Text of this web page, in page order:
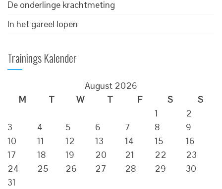
De onderlinge krachtmeting
In het gareel lopen
Trainings Kalender
August 2026
M
T W T F S
S
1
2
3
4 5 6 7 8
9
10
11 12 13 14 15
16
17
18 19 20 21 22
23
24
25 26 27 28 29
30
31